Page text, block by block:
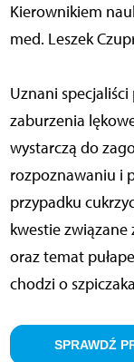
Kierownikiem
med. Leszek
Uznani
zaburzenia
wystarczą do
rozpoznawaniu i
przypadku
kwestie
oraz temat
chodzi o
SPRAWDŹ